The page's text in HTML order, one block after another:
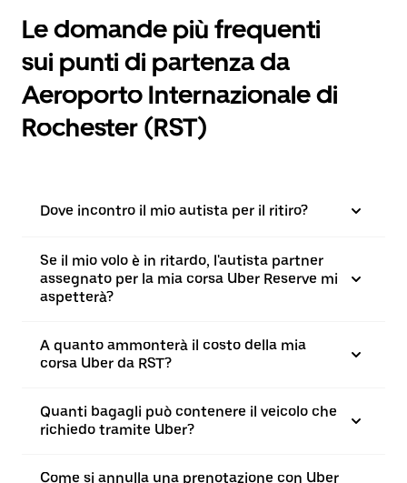
Le domande più frequenti
sui punti di partenza da
Aeroporto Internazionale di
Rochester (RST)
Dove incontro il mio autista per il ritiro?
Se il mio volo è in ritardo, l'autista partner
assegnato per la mia corsa Uber Reserve mi
aspetterà?
A quanto ammonterà il costo della mia
corsa Uber da RST?
Quanti bagagli può contenere il veicolo che
richiedo tramite Uber?
Come si annulla una prenotazione con Uber